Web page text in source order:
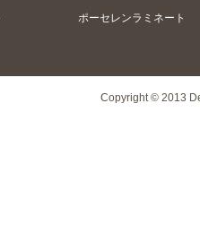
ポーセレンラミネート
Copyright © 2013